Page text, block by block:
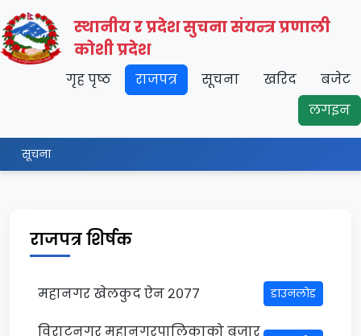
स्थानीय र प्रदेश सुचना संयन्त्र प्रणाली
कोशी प्रदेश
गृह पृष्ठ राजपत्र सूचना खरिद
बजेट
लगइन
सूचना
राजपत्र शिर्षक
महानगर खेलकुद ऐन २०७७ डाउनलोड
विराटनगर महानगरपालिकाको बजार